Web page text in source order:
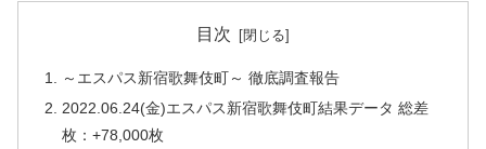
目次
～エスパス新宿歌舞伎町～ 徹底調査報告
2022.06.24(金)エスパス新宿歌舞伎町結果データ 総差
枚：+78,000枚